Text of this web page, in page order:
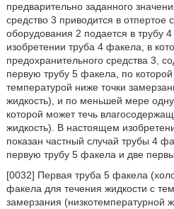
предварительно заданного
средство 3 приводится в отпертое
оборудования 2 подается в трубу
изобретении труба 4 факела, в
предохранительного средства 3,
первую трубу 5 факела, по
температурой ниже точки
жидкость), и по меньшей мере
которой может течь
жидкость). В настоящем
показан частный случай трубы 4
первую трубу 5 факела и две
[0032] Первая труба 5 факела
факела для течения жидкости с
замерзания (низкотемпературной